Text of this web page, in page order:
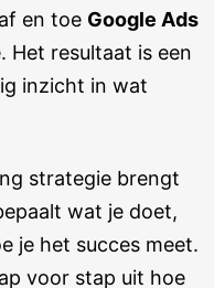
en toe Google Ads
Het resultaat is een
inzicht in wat
strategie brengt
wat je doet,
je het succes meet.
voor stap uit hoe